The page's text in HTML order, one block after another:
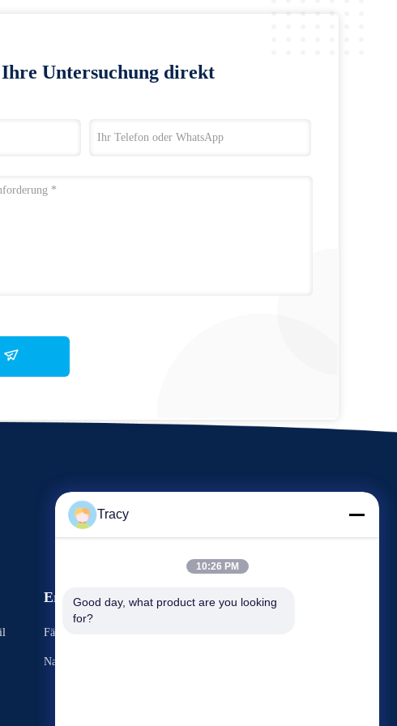
Ihre Untersuchung direkt
Ereignisse
Fälle
Nachrichten
Fordern Sie ein Zitat
Tracy
10:26 PM
Good day, what product are you looking
for?